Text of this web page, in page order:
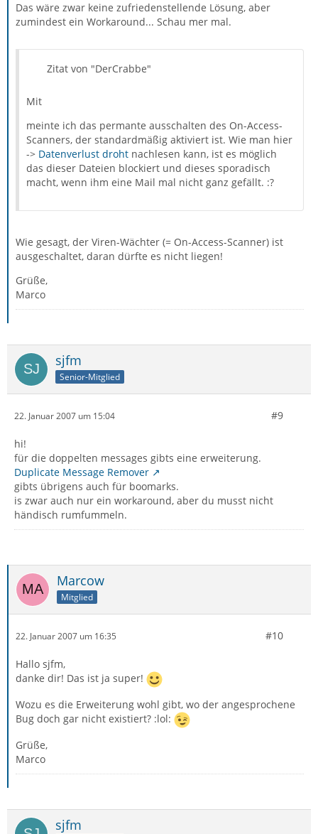
Das wäre zwar keine zufriedenstellende Lösung, aber
zumindest ein Workaround... Schau mer mal.
Zitat von "DerCrabbe"
Mit
meinte ich das permante ausschalten des On-Access-
Scanners, der standardmäßig aktiviert ist. Wie man hier
-> Datenverlust droht nachlesen kann, ist es möglich
das dieser Dateien blockiert und dieses sporadisch
macht, wenn ihm eine Mail mal nicht ganz gefällt. :?
Wie gesagt, der Viren-Wächter (= On-Access-Scanner) ist
ausgeschaltet, daran dürfte es nicht liegen!
Grüße,
Marco
sjfm
Senior-Mitglied
22. Januar 2007 um 15:04 #9
hi!
für die doppelten messages gibts eine erweiterung.
Duplicate Message Remover
gibts übrigens auch für boomarks.
is zwar auch nur ein workaround, aber du musst nicht
händisch rumfummeln.
Marcow
Mitglied
22. Januar 2007 um 16:35 #10
Hallo sjfm,
danke dir! Das ist ja super!
Wozu es die Erweiterung wohl gibt, wo der angesprochene
Bug doch gar nicht existiert? :lol:
Grüße,
Marco
sjfm